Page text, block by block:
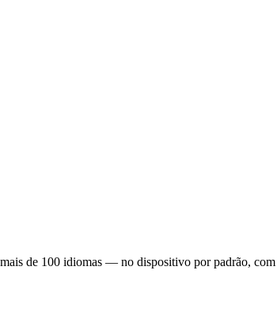
de 100 idiomas — no dispositivo por padrão,